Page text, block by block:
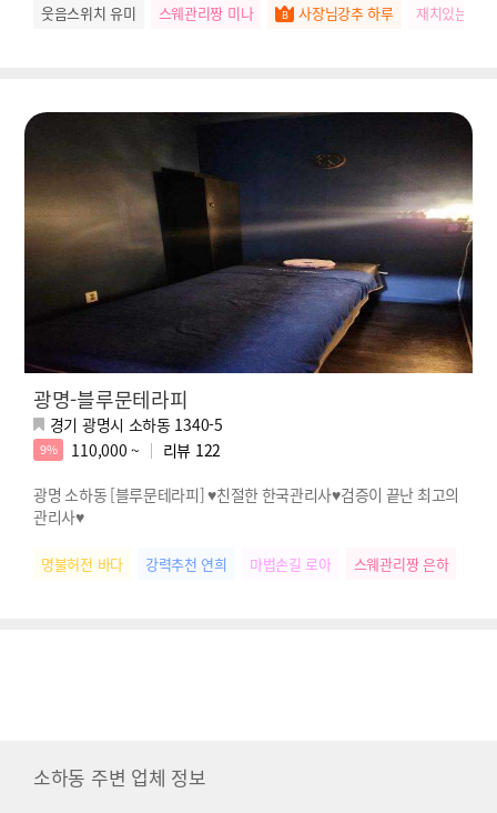
웃음스위치 유미 스웨관리짱 미나 사장님강추 하루 재치있는 나리
광명-블루문테라피
경기 광명시 소하동 1340-5
9% 110,000 ~ 리뷰 122
광명 소하동 [블루문테라피] ♥친절한 한국관리사♥검증이 끝난 최고의
관리사♥
명불허전 바다 강력추천 연희 마법손길 로아 스웨관리짱 은하
소하동 주변 업체 정보